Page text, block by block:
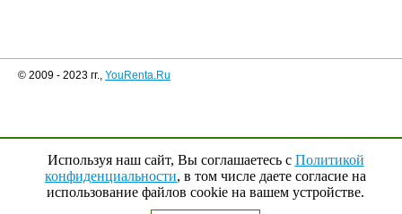
© 2009 - 2023 гг., YouRenta.Ru
Используя наш сайт, Вы соглашаетесь с Политикой
конфиденциальности, в том числе даете согласие на
использование файлов cookie на вашем устройстве.